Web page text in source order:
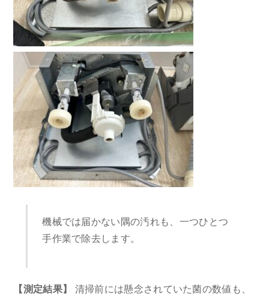
機械では届かない隅の汚れも、一つひとつ
手作業で除去します。
【測定結果】
清掃前には懸念されていた菌の数値も、